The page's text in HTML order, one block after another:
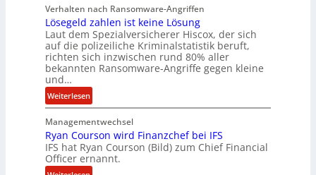
S
p
u
r
y
a
r
b
e
t
e
n
z
u
s
Verhalten nach Ransomware-Angriffen
Lösegeld zahlen ist keine Lösung
Laut dem Spezialversicherer Hiscox, der sich
auf die polizeiliche Kriminalstatistik beruft,
richten sich inzwischen rund 80% aller
bekannten Ransomware-Angriffe gegen kleine
und…
Weiterlesen:
L
ö
s
e
g
Managementwechsel
Ryan Courson wird Finanzchef bei IFS
IFS hat Ryan Courson (Bild) zum Chief Financial
Officer ernannt.